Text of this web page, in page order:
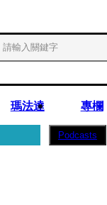
瑪法達 專欄
Podcasts